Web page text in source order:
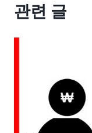
관련 글